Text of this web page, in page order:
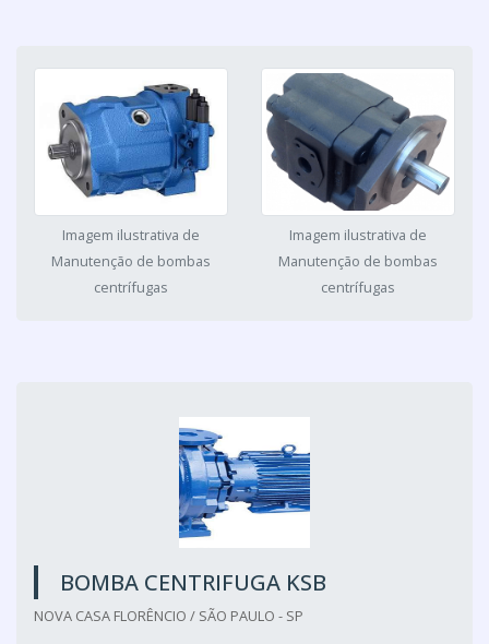
Imagem ilustrativa de
Manutenção de bombas
centrífugas
Imagem ilustrativa de
Manutenção de bombas
centrífugas
BOMBA CENTRIFUGA KSB
NOVA CASA FLORÊNCIO / SÃO PAULO - SP